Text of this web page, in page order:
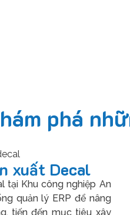
phá
xuất Decal
tại Khu công nghiệp An
quản lý ERP để nâng
tiến đến mục tiêu xây